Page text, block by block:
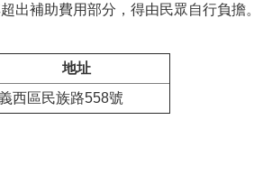
出補助費用部分，得由民眾自行負擔。
地址
西區民族路558號